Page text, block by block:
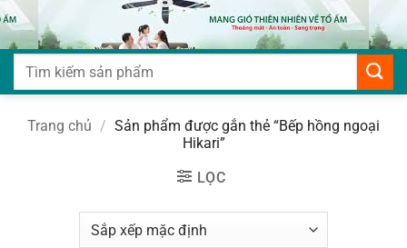
Tìm
Trang chủ / Sản phẩm được gắn thẻ “Bếp hồng ngoại
Hikari”
LỌC